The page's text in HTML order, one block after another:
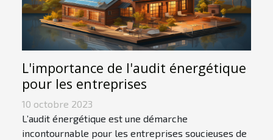
L'importance de l'audit énergétique
pour les entreprises
10 octobre 2023
L’audit énergétique est une démarche
incontournable pour les entreprises soucieuses de